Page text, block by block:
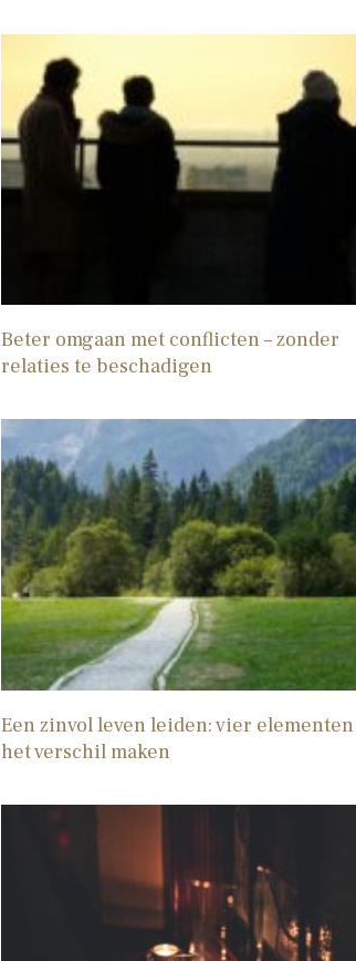
Beter omgaan met conflicten – zonder
relaties te beschadigen
Een zinvol leven leiden: vier
het verschil maken